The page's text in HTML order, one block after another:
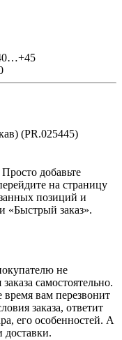
(PR.025445)
добавьте
на страницу
позиций и
«Быстрый заказ».
не
самостоятельно.
время вам перезвонит
заказа, ответит
его особенностей. А
доставки.